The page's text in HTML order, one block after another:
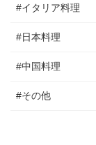
#イタリア料理
#日本料理
#中国料理
#その他